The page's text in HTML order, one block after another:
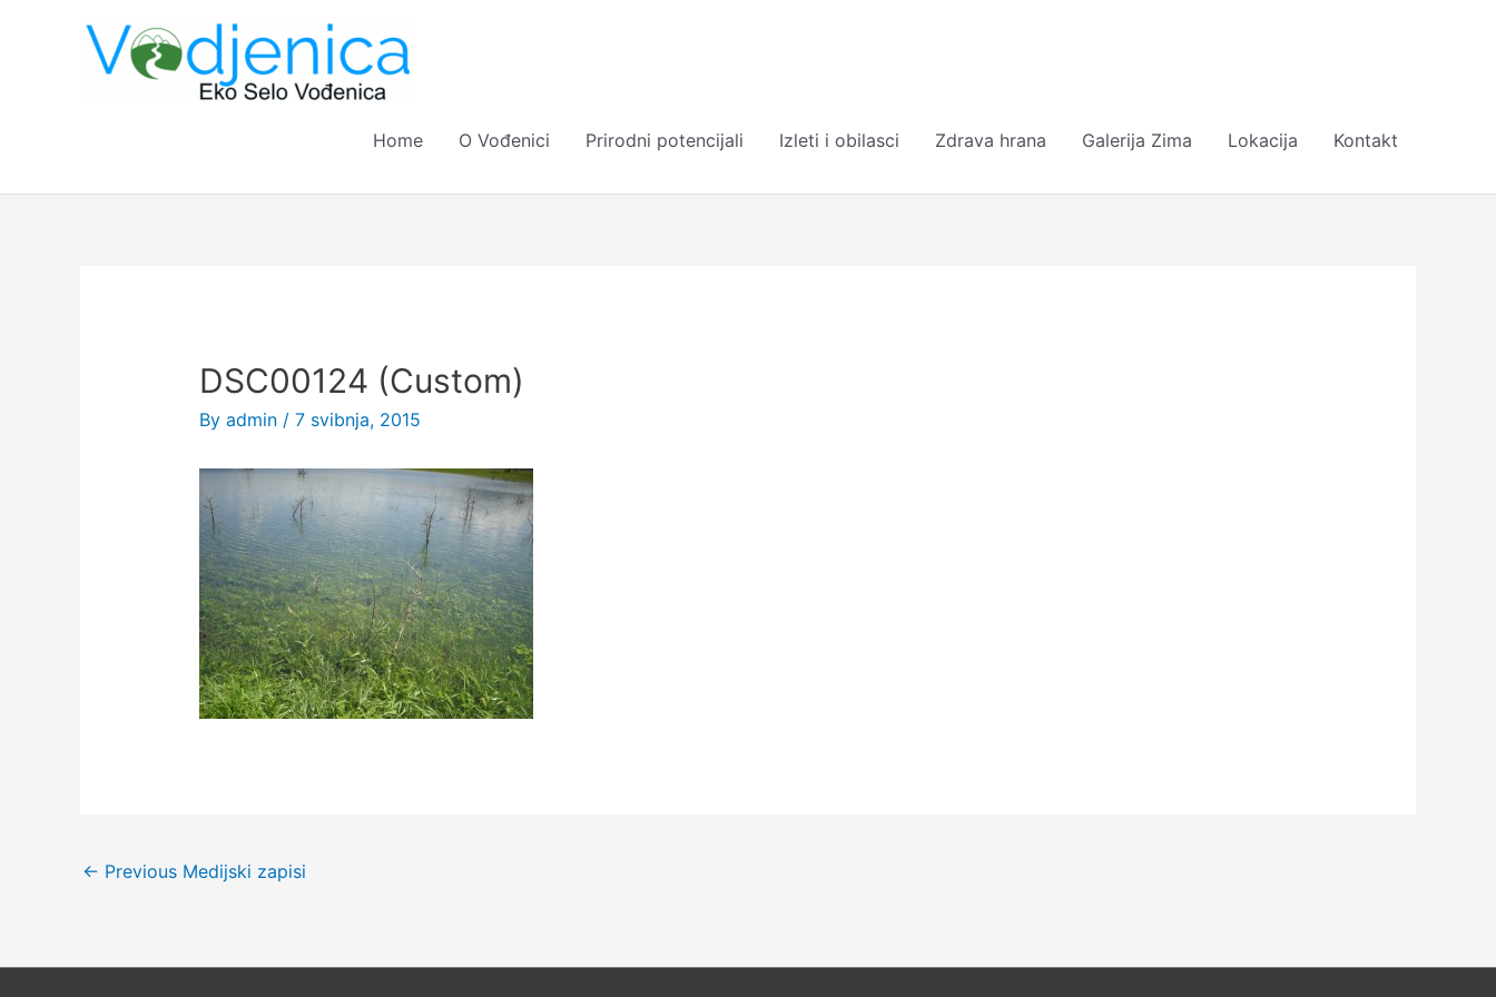
Home O Vođenici Prirodni potencijali Izleti i obilasci Zdrava hrana Galerija Zima Lokacija Kontakt
DSC00124 (Custom)
By admin / 7 svibnja, 2015
← Previous Medijski zapisi